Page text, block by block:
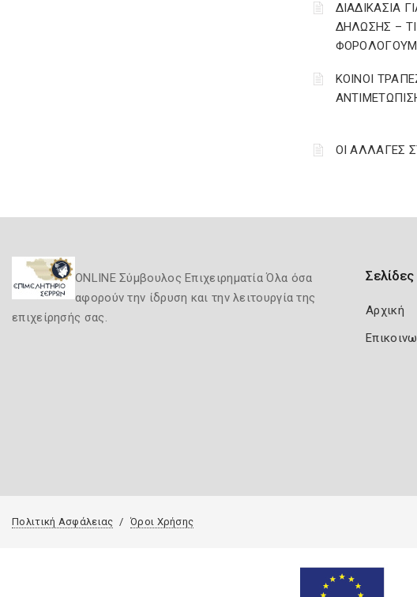
ΔΙΑΔΙΚΑΣΙΑ
ΔΗΛΩΣΗΣ –
ΚΟΙΝΟΙ
ΟΙ ΑΛΛΑΓΕΣ
ONLINE Σύμβουλος Επιχειρηματία Όλα όσα
αφορούν την ίδρυση και την λειτουργία της
επιχείρησής σας.
Σελίδες
Αρχική
Πολιτική Ασφάλειας Όροι Χρήσης